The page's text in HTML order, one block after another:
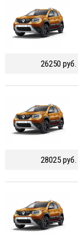
26250 руб.
28025 руб.